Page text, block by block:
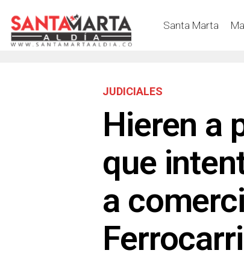
Santa Marta
JUDICIALES
Hieren a
que
a